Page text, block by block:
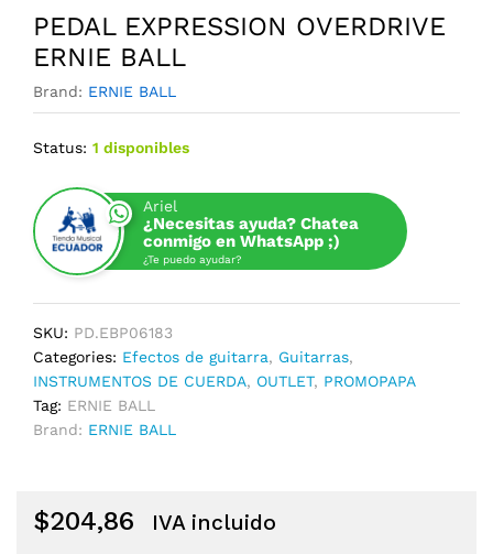
PEDAL EXPRESSION OVERDRIVE
ERNIE BALL
Brand: ERNIE BALL
Status: 1 disponibles
Ariel
¿Necesitas ayuda? Chatea
conmigo en WhatsApp ;)
¿Te puedo ayudar?
SKU: PD.EBP06183
Categories: Efectos de guitarra, Guitarras,
INSTRUMENTOS DE CUERDA, OUTLET, PROMOPAPA
Tag: ERNIE BALL
Brand: ERNIE BALL
$204,86 IVA incluido